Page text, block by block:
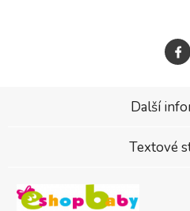
Další
Textové